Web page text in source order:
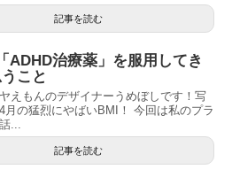
記事を読む
ADHD治療薬」を服用してき
こと
えもんのデザイナーうめぼしです！写
月の猛烈にやばいBMI！ 今回は私のプラ
...
記事を読む